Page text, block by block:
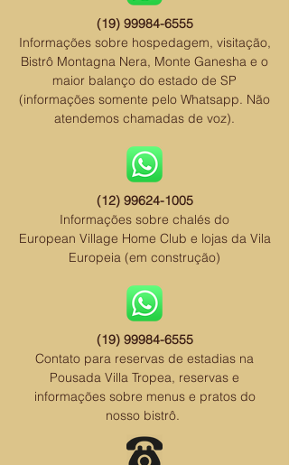
(19) 99984-6555
Informações sobre hospedagem, visitação,
Bistrô Montagna Nera, Monte Ganesha e o
maior balanço do estado de SP
(informações somente pelo Whatsapp. Não
atendemos chamadas de voz).
(12) 99624-1005
Informações sobre chalés do
European Village Home Club e lojas da Vila
Europeia (em construção)
(19) 99984-6555
Contato para reservas de estadias na
Pousada Villa Tropea, reservas e
informações sobre menus e pratos do
nosso bistrô.